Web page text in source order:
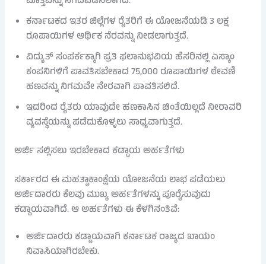
ಕರ್ನಾಟಕದ ಇತರ ಜಿಲ್ಲೆಗಳ ರೈತರಿಗೆ ಈ ಯೋಜನೆಯಡಿ 3 ಲಕ್ಷ
ರೂಪಾಯಿಗಳ ಆರ್ಥಿಕ ನೆರವನ್ನು ನೀಡಲಾಗುತ್ತದೆ.
ವಿದ್ಯುತ್ ಸಂಪರ್ಕಕ್ಕಾಗಿ ಪ್ರತಿ ಫಲಾನುಭವಿಯ ಹೆಸರಿನಲ್ಲಿ ಎಸ್ಕಾಂ
ಕಂಪನಿಗಳಿಗೆ ಪಾವತಿಸಬೇಕಾದ 75,000 ರೂಪಾಯಿಗಳ ಠೇವಣಿ
ಹಣವನ್ನು ನಿಗಮವೇ ನೇರವಾಗಿ ಪಾವತಿಸಲಿದೆ.
ಇದರಿಂದ ರೈತರು ಯಾವುದೇ ಹಣಕಾಸಿನ ಚಿಂತೆಯಿಲ್ಲದೆ ನೀರಾವರಿ
ವ್ಯವಸ್ಥೆಯನ್ನು ಪಡೆದುಕೊಳ್ಳಲು ಸಾಧ್ಯವಾಗುತ್ತದೆ.
ಅರ್ಜಿ ಸಲ್ಲಿಸಲು ಇರಬೇಕಾದ ಕಡ್ಡಾಯ ಅರ್ಹತೆಗಳು
ಸರ್ಕಾರದ ಈ ಮಹತ್ವಾಕಾಂಕ್ಷೆಯ ಯೋಜನೆಯ ಲಾಭ ಪಡೆಯಲು
ಅರ್ಜಿದಾರರು ಕೆಲವು ಮುಖ್ಯ ಅರ್ಹತೆಗಳನ್ನು ಪೂರೈಸುವುದು
ಕಡ್ಡಾಯವಾಗಿದೆ. ಆ ಅರ್ಹತೆಗಳು ಈ ಕೆಳಗಿನಂತಿವೆ:
ಅರ್ಜಿದಾರರು ಕಡ್ಡಾಯವಾಗಿ ಕರ್ನಾಟಕ ರಾಜ್ಯದ ಖಾಯಂ
ನಿವಾಸಿಯಾಗಿರಬೇಕು.